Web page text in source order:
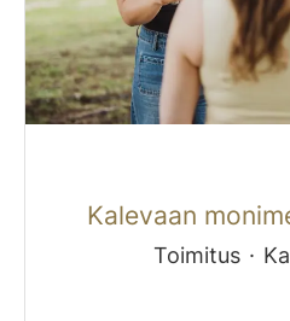
Kalevaan
Toimitus ·